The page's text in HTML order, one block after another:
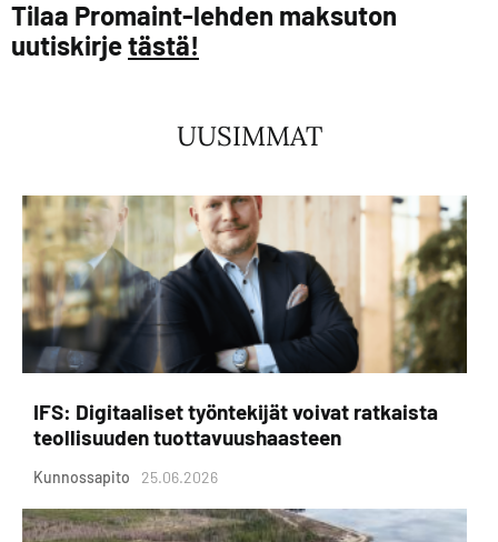
Tilaa Promaint-lehden maksuton
uutiskirjetästä!
UUSIMMAT
IFS: Digitaaliset työntekijät voivat ratkaista
teollisuuden tuottavuushaasteen
Kunnossapito 25.06.2026